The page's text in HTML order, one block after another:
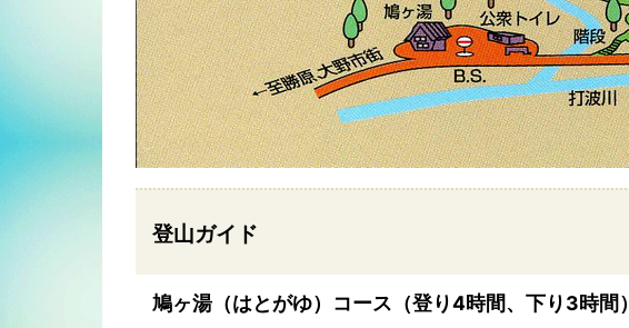
登山ガイド
鳩ヶ湯（はとがゆ）コース（登り4時間、下り3時間）